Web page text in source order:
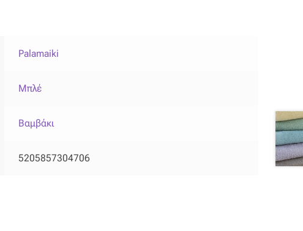
Palamaiki
Μπλέ
Βαμβάκι
5205857304706